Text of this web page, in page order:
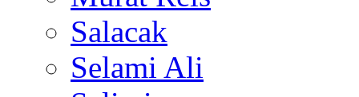
Salacak
Selami Ali